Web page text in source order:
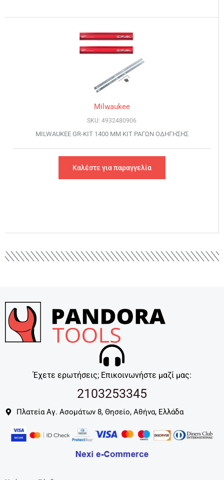
Milwaukee
SKU: 4932480906
MILWAUKEE GR-KIT 1400 ΜΜ ΚΙΤ ΡΑΓΩΝ ΟΔΗΓΗΣΗΣ
Καλέστε για παραγγελία
Έχετε ερωτήσεις; Επικοινωνήστε μαζί μας:
2103253345
Πλατεία Αγ. Ασομάτων 8, Θησείο, Αθήνα, Ελλάδα